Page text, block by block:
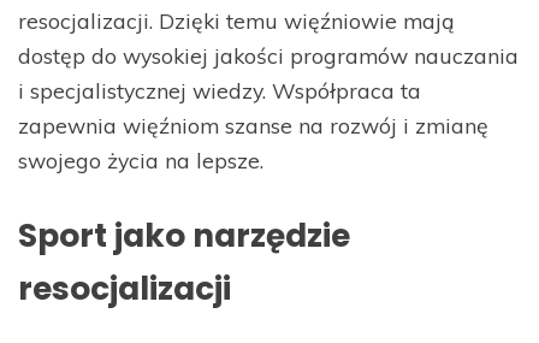
resocjalizacji. Dzięki temu więźniowie mają
dostęp do wysokiej jakości programów nauczania
i specjalistycznej wiedzy. Współpraca ta
zapewnia więźniom szanse na rozwój i zmianę
swojego życia na lepsze.
Sport jako narzędzie
resocjalizacji